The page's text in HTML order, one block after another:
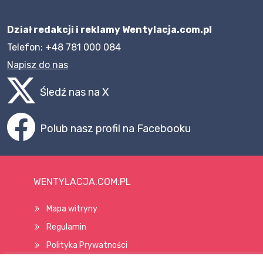
Dział redakcji i reklamy Wentylacja.com.pl
Telefon: +48 781 000 084
Napisz do nas
Śledź nas na X
Polub nasz profil na Facebooku
WENTYLACJA.COM.PL
Mapa witryny
Regulamin
Polityka Prywatności